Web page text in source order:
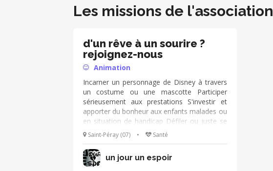
Les missions de l'association
d'un rêve à un sourire ?
rejoignez-nous
Animation
Incarner un personnage de Disney à travers
un costume ou une mascotte Participer
sérieusement aux prestations S'investir et
apporter du bonheur aux enfants malades ou
en situation de handicap Défiler ou juste se
laisser porter par la magie
Saint-Péray (07) • Santé
un jour un espoir